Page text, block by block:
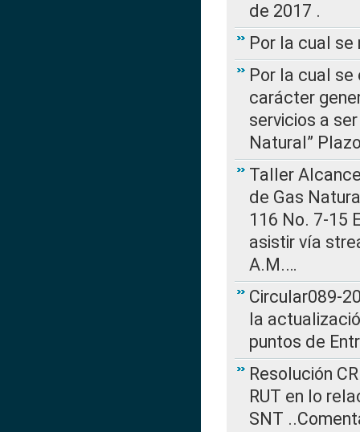
de 2017 .
Por la cual se
Por la cual
carácter
servicios a
Natural”
Taller
de Gas
116 No. 7-15
asistir vía
A.M.…
Circular089-
la
puntos de
Resolución
RUT en lo
SNT